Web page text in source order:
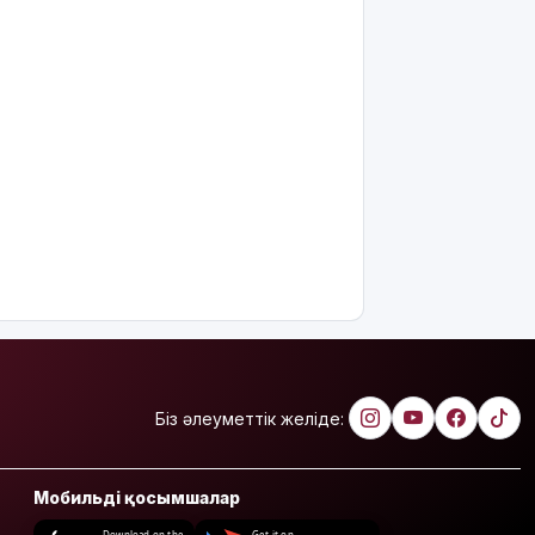
Біз әлеуметтік желіде:
Мобильді қосымшалар